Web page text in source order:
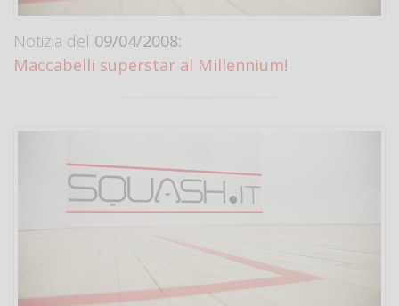
Notizia del 09/04/2008:
Maccabelli superstar al Millennium!